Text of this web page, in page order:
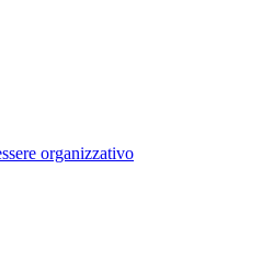
organizzativo